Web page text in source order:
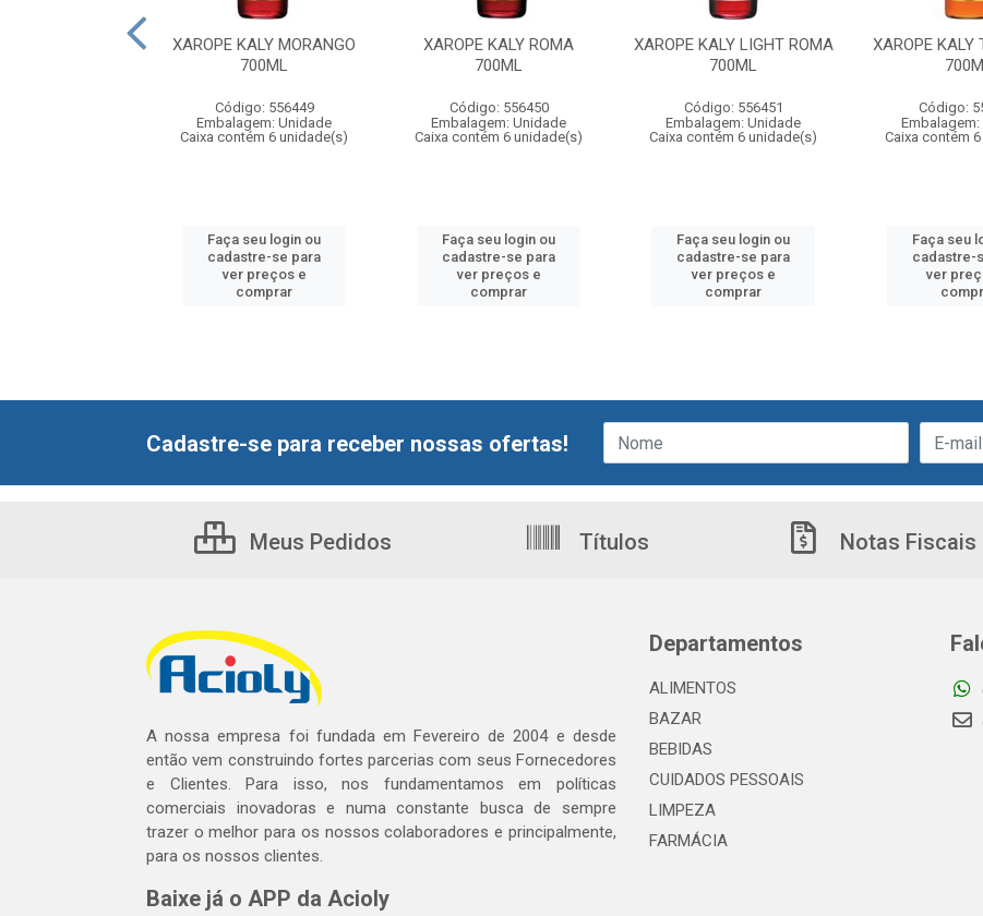
XAROPE KALY MORANGO
700ML
Código: 556449
Embalagem: Unidade
Caixa contém 6 unidade(s)
Faça seu login ou
cadastre-se para
ver preços e
comprar
XAROPE KALY ROMA
700ML
Código: 556450
Embalagem: Unidade
Caixa contém 6 unidade(s)
Faça seu login ou
cadastre-se para
ver preços e
comprar
XAROPE KALY LIGHT ROMA
700ML
Código: 556451
Embalagem: Unidade
Caixa contém 6 unidade(s)
Faça seu login ou
cadastre-se para
ver preços e
comprar
XAROPE KALY
Código:
Caixa contém
Faça seu
cadastre-
ver
Cadastre-se para receber nossas ofertas!
Meus Pedidos Títulos Notas Fiscais
A nossa empresa foi fundada em Fevereiro de 2004 e desde
então vem construindo fortes parcerias com seus Fornecedores
e Clientes. Para isso, nos fundamentamos em políticas
comerciais inovadoras e numa constante busca de sempre
trazer o melhor para os nossos colaboradores e principalmente,
para os nossos clientes.
Baixe já o APP da Acioly
Departamentos
ALIMENTOS
BAZAR
BEBIDAS
CUIDADOS PESSOAIS
LIMPEZA
FARMÁCIA